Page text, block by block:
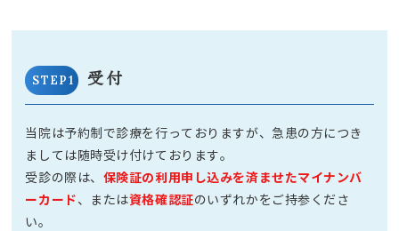
STEP1 受付
当院は予約制で診療を行っておりますが、急患の方につき
ましては随時受け付けております。
受診の際は、 保険証の利用申し込みを済ませたマイナンバ
ーカード、または資格確認証のいずれかをご持参くださ
い。